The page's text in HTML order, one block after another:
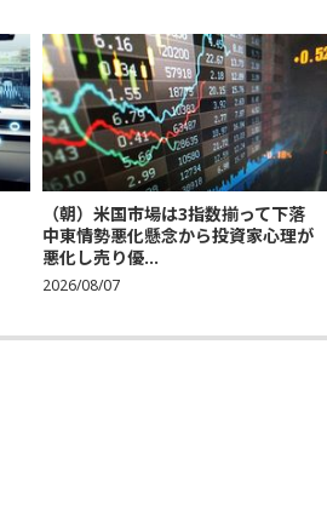
（朝）米国市場は3指数揃って下落
中東情勢悪化懸念から投資家心理が
悪化し売り優...
2026/08/07